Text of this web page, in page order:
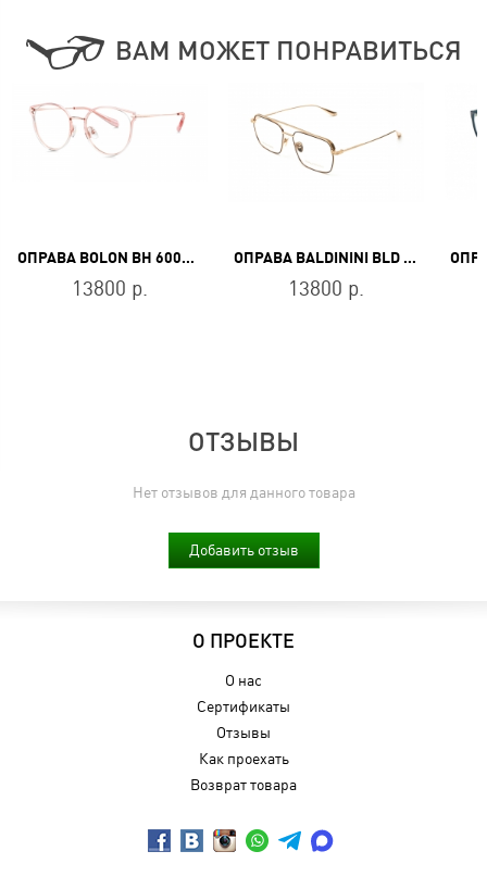
ВАМ МОЖЕТ ПОНРАВИТЬСЯ
ОПРАВА BOLON BH 6003 B39
13800 р.
ОПРАВА BALDININI BLD 2455 MGM 602
13800 р.
ОТЗЫВЫ
Нет отзывов для данного товара
Добавить отзыв
О ПРОЕКТЕ
О нас
Сертификаты
Отзывы
Как проехать
Возврат товара